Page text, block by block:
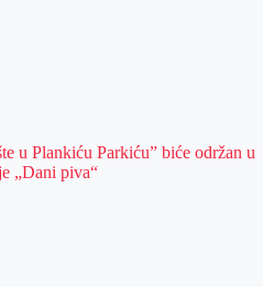
u Plankiću Parkiću” biće održan u
„Dani piva“